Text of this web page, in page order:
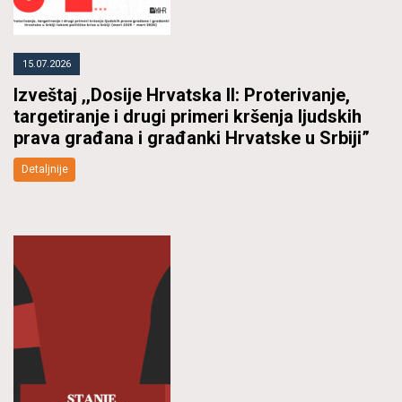
15.07.2026
Izveštaj ,,Dosije Hrvatska II: Proterivanje,
targetiranje i drugi primeri kršenja ljudskih
prava građana i građanki Hrvatske u Srbiji”
Detaljnije